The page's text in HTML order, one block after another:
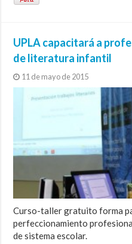
UPLA capacitará a
de literatura infantil
11 de mayo de 2015
Curso-taller gratuito forma
perfeccionamiento
de sistema escolar.